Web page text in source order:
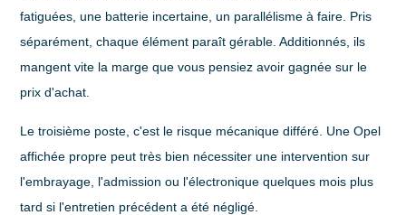
fatiguées, une batterie incertaine, un parallélisme à faire. Pris
séparément, chaque élément paraît gérable. Additionnés, ils
mangent vite la marge que vous pensiez avoir gagnée sur le
prix d'achat.
Le troisième poste, c'est le risque mécanique différé . Une Opel
affichée propre peut très bien nécessiter une intervention sur
l'embrayage, l'admission ou l'électronique quelques mois plus
tard si l'entretien précédent a été négligé.